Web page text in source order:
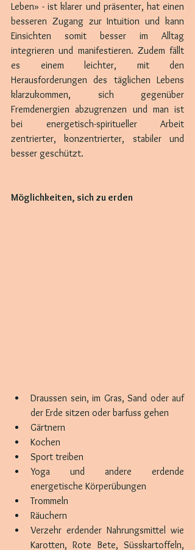
Leben» - ist klarer und präsenter, hat einen
besseren Zugang zur Intuition und kann
Einsichten somit besser im Alltag
integrieren und manifestieren. Zudem fällt
es einem leichter, mit den
Herausforderungen des täglichen Lebens
klarzukommen, sich gegenüber
Fremdenergien abzugrenzen und man ist
bei energetisch-spiritueller Arbeit
zentrierter, konzentrierter, stabiler und
besser geschützt.
Möglichkeiten, sich zu erden
Draussen sein, im Gras, Sand oder auf
der Erde sitzen oder barfuss gehen
Gärtnern
Kochen
Sport treiben
Yoga und andere erdende
energetische Körperübungen
Trommeln
Räuchern
Verzehr erdender Nahrungsmittel wie
Karotten, Rote Bete, Süsskartoffeln,